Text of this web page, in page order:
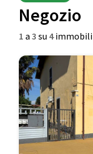
Negozio
1 a 3 su 4immobili